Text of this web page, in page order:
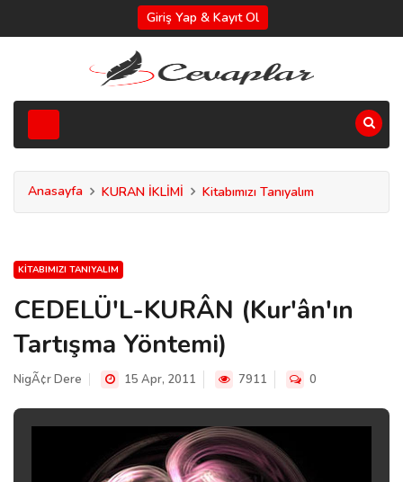
Giriş Yap & Kayıt Ol
Anasayfa KURAN İKLİMİ Kitabımızı Tanıyalım
KITABIMIZI TANIYALIM
CEDELÜ'L-KURÂN (Kur'ân'ın
Tartışma Yöntemi)
NigÃ¢r Dere 15 Apr, 2011 7911 0